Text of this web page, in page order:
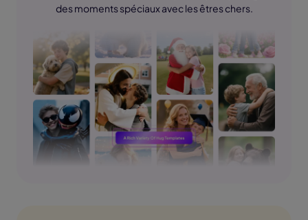
des moments spéciaux avec les êtres chers.